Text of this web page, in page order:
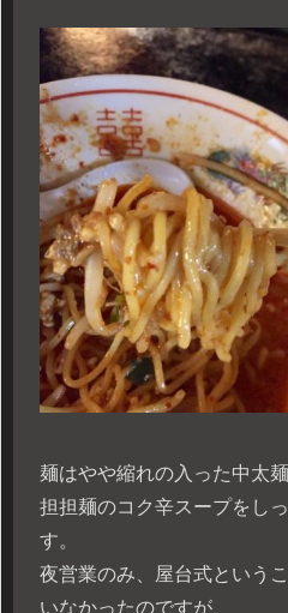
麺はやや縮れの入った中太麺
担担麺のコク辛スープをし
す。
夜営業のみ、屋台式という
いなかったのですが、